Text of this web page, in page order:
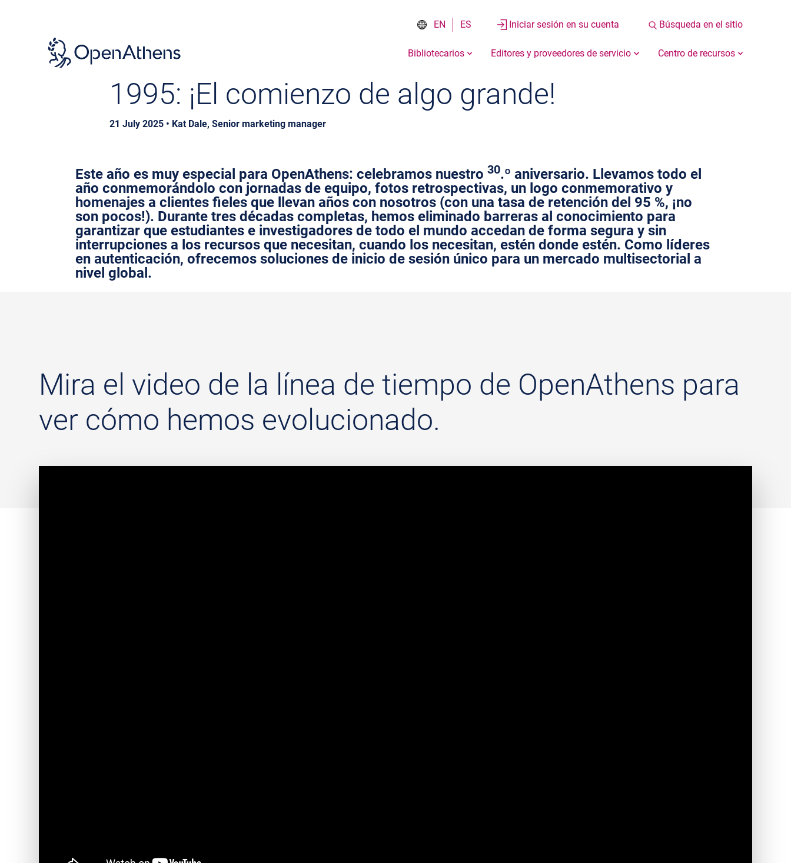
EN ES Iniciar sesión en su cuenta Búsqueda en el sitio
Bibliotecarios Editores y proveedores de servicio Centro de recursos
1995: ¡El comienzo de algo grande!
21 July 2025 • Kat Dale, Senior marketing manager
Este año es muy especial para OpenAthens: celebramos nuestro 30.º aniversario. Llevamos todo el
año conmemorándolo con jornadas de equipo, fotos retrospectivas, un logo conmemorativo y
homenajes a clientes fieles que llevan años con nosotros (con una tasa de retención del 95 %, ¡no
son pocos!). Durante tres décadas completas, hemos eliminado barreras al conocimiento para
garantizar que estudiantes e investigadores de todo el mundo accedan de forma segura y sin
interrupciones a los recursos que necesitan, cuando los necesitan, estén donde estén. Como líderes
en autenticación, ofrecemos soluciones de inicio de sesión único para un mercado multisectorial a
nivel global.
Mira el video de la línea de tiempo de OpenAthens para
ver cómo hemos evolucionado.